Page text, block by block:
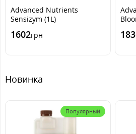
Advanced Nutrients
Sensizym (1L)
1602грн
Новинка
Популярный